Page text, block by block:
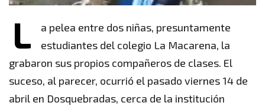
L
a pelea entre dos niñas, presuntamente
estudiantes del colegio La Macarena, la
grabaron sus propios compañeros de clases. El
suceso, al parecer, ocurrió el pasado viernes 14 de
abril en Dosquebradas, cerca de la institución